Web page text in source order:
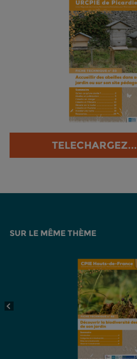
TELECHARGEZ...
SUR LE MÊME THÈME